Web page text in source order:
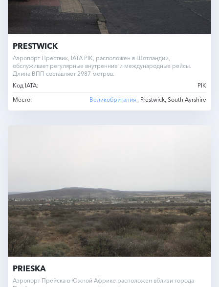
PRESTWICK
Аэропорт Прествик, IATA PIK, расположен в Шотландии,
обслуживает регулярные внутренние и международные рейсы.
Длина ВПП составляет 2987 метров.
Код IATA:
PIK
Место:
Великобритания , Prestwick, South Ayrshire
PRIESKA
Аэропорт Прейска в Южной Африке расположен вблизи города